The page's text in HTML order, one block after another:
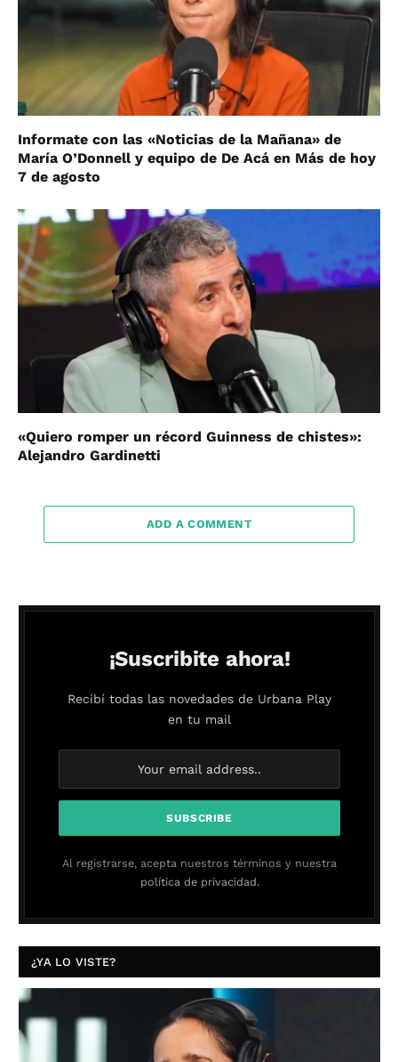
Informate con las «Noticias de la Mañana» de
María O’Donnell y equipo de De Acá en Más de hoy
7 de agosto
«Quiero romper un récord Guinness de chistes»:
Alejandro Gardinetti
ADD A COMMENT
¡Suscribite ahora!
Recibí todas las novedades de Urbana Play
en tu mail
Al registrarse, acepta nuestros términos y nuestra
política de privacidad.
¿YA LO VISTE?